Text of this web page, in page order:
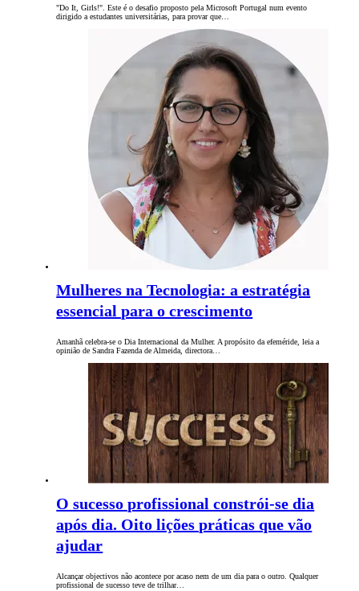
"Do It, Girls!". Este é o desafio proposto pela Microsoft Portugal num evento
dirigido a estudantes universitárias, para provar que…
Mulheres na Tecnologia: a estratégia
essencial para o crescimento
Amanhã celebra-se o Dia Internacional da Mulher. A propósito da efeméride, leia a
opinião de Sandra Fazenda de Almeida, directora…
O sucesso profissional constrói-se dia
após dia. Oito lições práticas que vão
ajudar
Alcançar objectivos não acontece por acaso nem de um dia para o outro. Qualquer
profissional de sucesso teve de trilhar…